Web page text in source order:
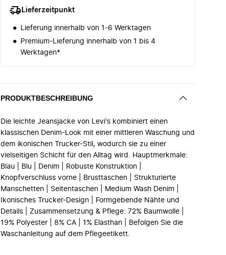
Lieferzeitpunkt
Lieferung innerhalb von 1-6 Werktagen
Premium-Lieferung innerhalb von 1 bis 4
Werktagen*
PRODUKTBESCHREIBUNG
Die leichte Jeansjacke von Levi's kombiniert einen
klassischen Denim-Look mit einer mittleren Waschung und
dem ikonischen Trucker-Stil, wodurch sie zu einer
vielseitigen Schicht für den Alltag wird. Hauptmerkmale:
Blau | Blu | Denim | Robuste Konstruktion |
Knopfverschluss vorne | Brusttaschen | Strukturierte
Manschetten | Seitentaschen | Medium Wash Denim |
Ikonisches Trucker-Design | Formgebende Nähte und
Details | Zusammensetzung & Pflege: 72% Baumwolle |
19% Polyester | 8% CA | 1% Elasthan | Befolgen Sie die
Waschanleitung auf dem Pflegeetikett.